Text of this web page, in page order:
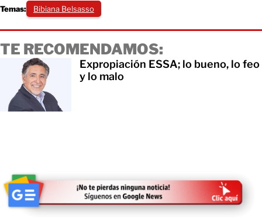
Temas: Bibiana Belsasso
TE RECOMENDAMOS:
Expropiación ESSA; lo bueno, lo feo
y lo malo